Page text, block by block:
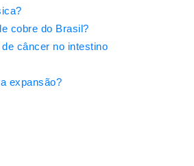
cobre do Brasil?
câncer no intestino
expansão?